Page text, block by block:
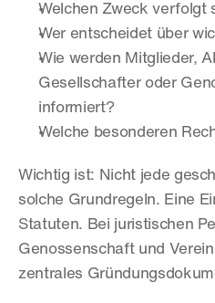
Welchen Zweck verfolgt
Wer entscheidet über
Wie werden Mitglieder,
Gesellschafter oder
informiert?
Welche besonderen
Wichtig ist: Nicht jede
solche Grundregeln. Eine
Statuten. Bei juristischen
Genossenschaft und
zentrales